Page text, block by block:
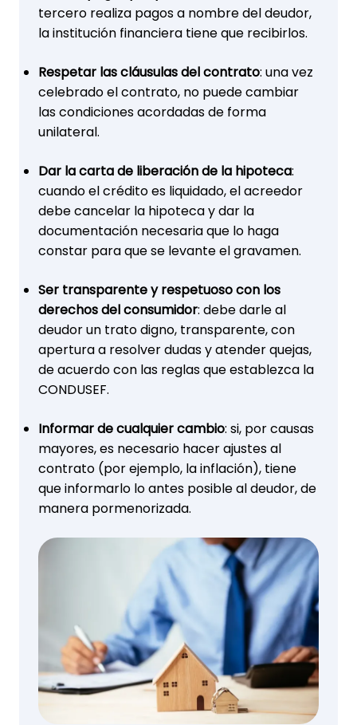
tercero realiza pagos a nombre del deudor,
la institución financiera tiene que recibirlos.
Respetar las cláusulas del contrato: una vez
celebrado el contrato, no puede cambiar
las condiciones acordadas de forma
unilateral.
Dar la carta de liberación de la hipoteca:
cuando el crédito es liquidado, el acreedor
debe cancelar la hipoteca y dar la
documentación necesaria que lo haga
constar para que se levante el gravamen.
Ser transparente y respetuoso con los
derechos del consumidor: debe darle al
deudor un trato digno, transparente, con
apertura a resolver dudas y atender quejas,
de acuerdo con las reglas que establezca la
CONDUSEF.
Informar de cualquier cambio: si, por causas
mayores, es necesario hacer ajustes al
contrato (por ejemplo, la inflación), tiene
que informarlo lo antes posible al deudor, de
manera pormenorizada.